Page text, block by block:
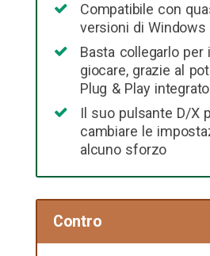
Compatibile con
versioni di Windows
Basta collegarlo per
giocare, grazie al
Plug & Play integrato
Il suo pulsante D/X
cambiare le
alcuno sforzo
Contro